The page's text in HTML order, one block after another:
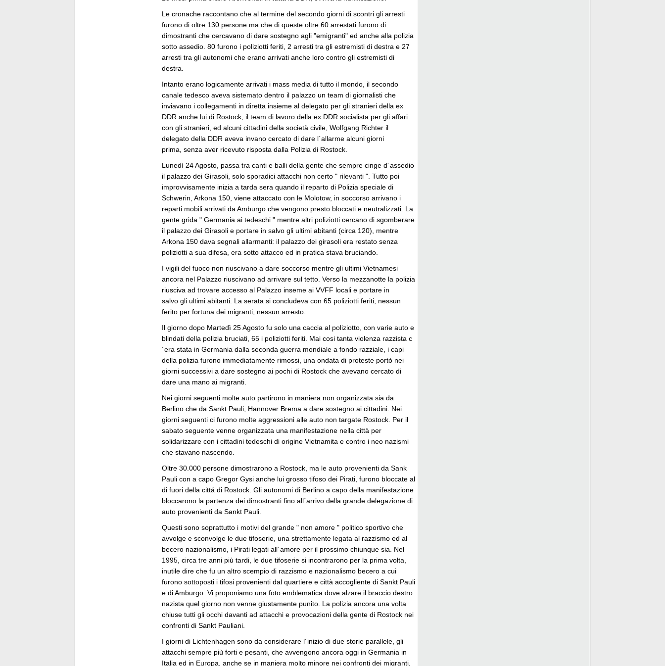
Le cronache raccontano che al termine del secondo giorni di scontri gli arresti
furono di oltre 130 persone ma che di queste oltre 60 arrestati furono di
dimostranti che cercavano di dare sostegno agli "emigranti" ed anche alla polizia
sotto assedio. 80 furono i poliziotti feriti, 2 arresti tra gli estremisti di destra e 27
arresti tra gli autonomi che erano arrivati anche loro contro gli estremisti di
destra.
Intanto erano logicamente arrivati i mass media di tutto il mondo, il secondo
canale tedesco aveva sistemato dentro il palazzo un team di giornalisti che
inviavano i collegamenti in diretta insieme al delegato per gli stranieri della ex
DDR anche lui di Rostock, il team di lavoro della ex DDR socialista per gli affari
con gli stranieri, ed alcuni cittadini della società civile, Wolfgang Richter il
delegato della DDR aveva invano cercato di dare l´allarme alcuni giorni
prima, senza aver ricevuto risposta dalla Polizia di Rostock.
Lunedì 24 Agosto, passa tra canti e balli della gente che sempre cinge d´assedio
il palazzo dei Girasoli, solo sporadici attacchi non certo " rilevanti ". Tutto poi
improvvisamente inizia a tarda sera quando il reparto di Polizia speciale di
Schwerin, Arkona 150, viene attaccato con le Molotow, in soccorso arrivano i
reparti mobili arrivati da Amburgo che vengono presto bloccati e neutralizzati. La
gente grida " Germania ai tedeschi " mentre altri poliziotti cercano di sgomberare
il palazzo dei Girasoli e portare in salvo gli ultimi abitanti (circa 120), mentre
Arkona 150 dava segnali allarmanti: il palazzo dei girasoli era restato senza
poliziotti a sua difesa, era sotto attacco ed in pratica stava bruciando.
I vigili del fuoco non riuscivano a dare soccorso mentre gli ultimi Vietnamesi
ancora nel Palazzo riuscivano ad arrivare sul tetto. Verso la mezzanotte la polizia
riusciva ad trovare accesso al Palazzo inseme ai VVFF locali e portare in
salvo gli ultimi abitanti. La serata si concludeva con 65 poliziotti feriti, nessun
ferito per fortuna dei migranti, nessun arresto.
Il giorno dopo Martedì 25 Agosto fu solo una caccia al poliziotto, con varie auto e
blindati della polizia bruciati, 65 i poliziotti feriti. Mai cosi tanta violenza razzista c
´era stata in Germania dalla seconda guerra mondiale a fondo razziale, i capi
della polizia furono immediatamente rimossi, una ondata di proteste portò nei
giorni successivi a dare sostegno ai pochi di Rostock che avevano cercato di
dare una mano ai migranti.
Nei giorni seguenti molte auto partirono in maniera non organizzata sia da
Berlino che da Sankt Pauli, Hannover Brema a dare sostegno ai cittadini. Nei
giorni seguenti ci furono molte aggressioni alle auto non targate Rostock. Per il
sabato seguente venne organizzata una manifestazione nella città per
solidarizzare con i cittadini tedeschi di origine Vietnamita e contro i neo nazismi
che stavano nascendo.
Oltre 30.000 persone dimostrarono a Rostock, ma le auto provenienti da Sank
Pauli con a capo Gregor Gysi anche lui grosso tifoso dei Pirati, furono bloccate al
di fuori della cittá di Rostock. Gli autonomi di Berlino a capo della manifestazione
bloccarono la partenza dei dimostranti fino all´arrivo della grande delegazione di
auto provenienti da Sankt Pauli.
Questi sono soprattutto i motivi del grande " non amore " politico sportivo che
avvolge e sconvolge le due tifoserie, una strettamente legata al razzismo ed al
becero nazionalismo, i Pirati legati all´amore per il prossimo chiunque sia. Nel
1995, circa tre anni più tardi, le due tifoserie si incontrarono per la prima volta,
inutile dire che fu un altro scempio di razzismo e nazionalismo becero a cui
furono sottoposti i tifosi provenienti dal quartiere e città accogliente di Sankt Pauli
e di Amburgo. Vi proponiamo una foto emblematica dove alzare il braccio destro
nazista quel giorno non venne giustamente punito. La polizia ancora una volta
chiuse tutti gli occhi davanti ad attacchi e provocazioni della gente di Rostock nei
confronti di Sankt Pauliani.
I giorni di Lichtenhagen sono da considerare l´inizio di due storie parallele, gli
attacchi sempre più forti e pesanti, che avvengono ancora oggi in Germania in
Italia ed in Europa, anche se in maniera molto minore nei confronti dei migranti,